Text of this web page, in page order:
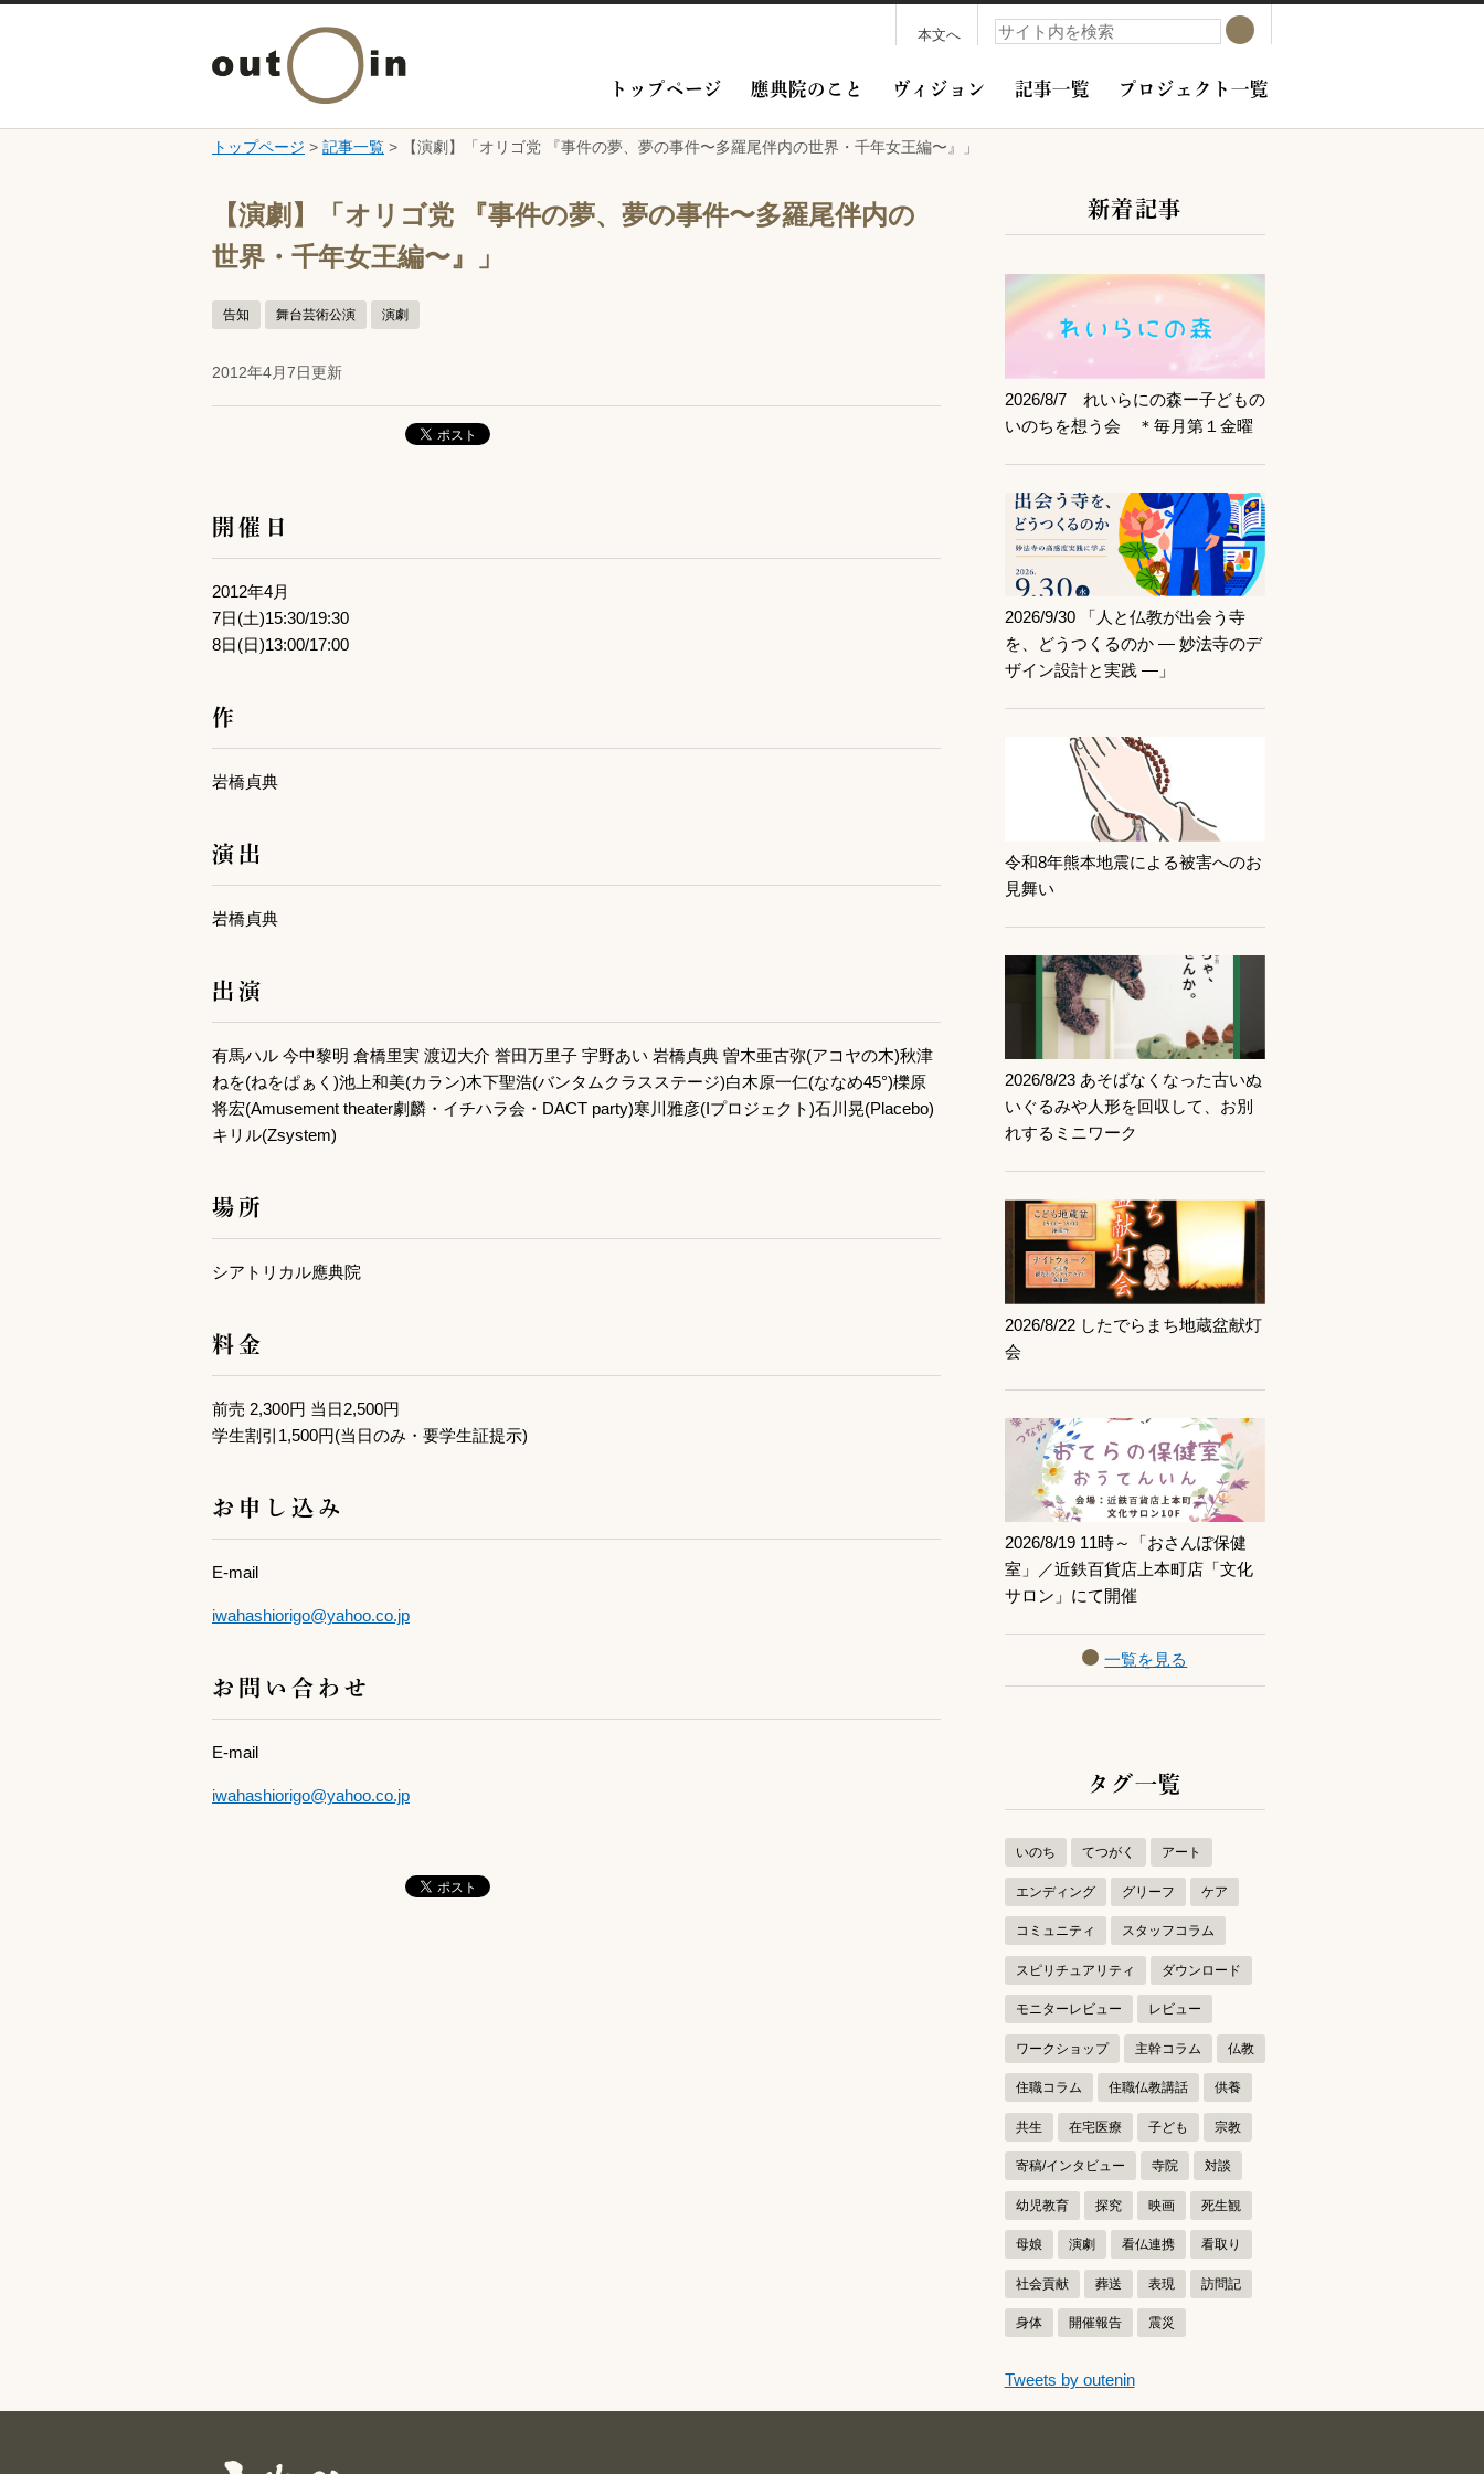
本文へ 検索
検索
トップページ 應典院のこと ヴィジョン 記事一覧 プロジェクト一覧
トップページ > 記事一覧 > 【演劇】「オリゴ党 『事件の夢、夢の事件〜多羅尾伴内の世界・千年女王編〜』」
【演劇】「オリゴ党 『事件の夢、夢の事件〜多羅尾伴内の
世界・千年女王編〜』」
告知 舞台芸術公演 演劇
2012年4月7日更新
開催日
2012年4月
7日(土)15:30/19:30
8日(日)13:00/17:00
作
岩橋貞典
演出
岩橋貞典
出演
有馬ハル 今中黎明 倉橋里実 渡辺大介 誉田万里子 宇野あい 岩橋貞典 曽木亜古弥(アコヤの木)秋津
ねを(ねをぱぁく)池上和美(カラン)木下聖浩(バンタムクラスステージ)白木原一仁(ななめ45°)櫟原
将宏(Amusement theater劇麟・イチハラ会・DACT party)寒川雅彦(Iプロジェクト)石川晃(Placebo)
キリル(Zsystem)
場所
シアトリカル應典院
料金
前売 2,300円 当日2,500円
学生割引1,500円(当日のみ・要学生証提示)
お申し込み
E-mail
iwahashiorigo@yahoo.co.jp
お問い合わせ
E-mail
iwahashiorigo@yahoo.co.jp
サブコンテンツ
新着記事
2026/8/7 れいらにの森ー子どもの
いのちを想う会 ＊毎月第１金曜
記事を読む
2026/9/30 「人と仏教が出会う寺
を、どうつくるのか ― 妙法寺のデ
ザイン設計と実践 ―」
記事を読む
令和8年熊本地震による被害へのお
見舞い
記事を読む
2026/8/23 あそばなくなった古いぬ
いぐるみや人形を回収して、お別
れするミニワーク
記事を読む
2026/8/22 したでらまち地蔵盆献灯
会
記事を読む
2026/8/19 11時～「おさんぽ保健
室」／近鉄百貨店上本町店「文化
サロン」にて開催
記事を読む
一覧を見る
タグ一覧
いのち てつがく アート
エンディング グリーフ ケア
コミュニティ スタッフコラム
スピリチュアリティ ダウンロード
モニターレビュー レビュー
ワークショップ 主幹コラム 仏教
住職コラム 住職仏教講話 供養
共生 在宅医療 子ども 宗教
寄稿/インタビュー 寺院 対談
幼児教育 探究 映画 死生観
母娘 演劇 看仏連携 看取り
社会貢献 葬送 表現 訪問記
身体 開催報告 震災
つぶやきをスキップする
Tweets by outenin